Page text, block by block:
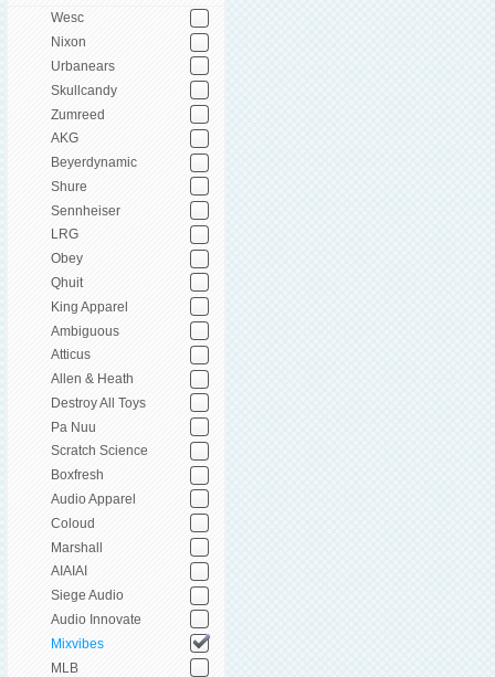
Wesc
Nixon
Urbanears
Skullcandy
Zumreed
AKG
Beyerdynamic
Shure
Sennheiser
LRG
Obey
Qhuit
King Apparel
Ambiguous
Atticus
Allen & Heath
Destroy All Toys
Pa Nuu
Scratch Science
Boxfresh
Audio Apparel
Coloud
Marshall
AIAIAI
Siege Audio
Audio Innovate
Mixvibes
MLB